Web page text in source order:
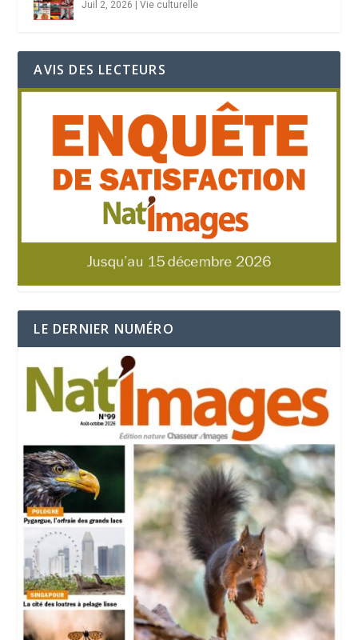
Juil 2, 2026 |Vie culturelle
AVIS DES LECTEURS
LE DERNIER NUMÉRO